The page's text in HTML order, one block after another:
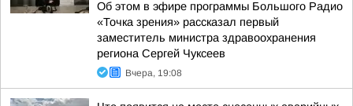
Об этом в эфире программы Большого Радио
«Точка зрения» рассказал первый
заместитель министра здравоохранения
региона Сергей Чуксеев
Вчера, 19:08